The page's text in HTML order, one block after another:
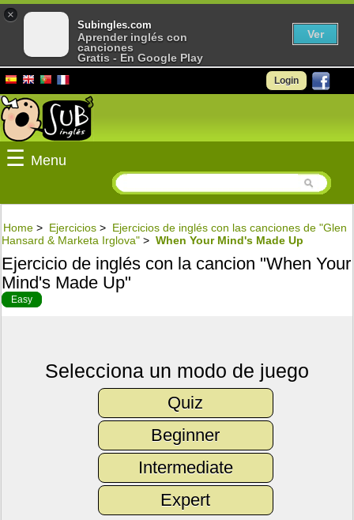
Login
☰ Menu
Home > Ejercicios > Ejercicios de inglés con las canciones de "Glen
Hansard & Marketa Irglova" > When Your Mind's Made Up
Ejercicio de inglés con la cancion "When Your
Mind's Made Up"
Easy
Selecciona un modo de juego
Quiz
Beginner
Intermediate
Expert
×
Subingles.com
Aprender inglés con
canciones
Gratis - En Google Play
Ver